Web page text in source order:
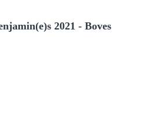
2021 - Boves